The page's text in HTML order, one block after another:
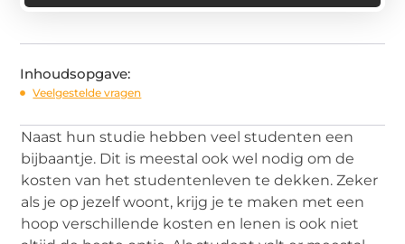
Inhoudsopgave:
Veelgestelde vragen
Naast hun studie hebben veel studenten een
bijbaantje. Dit is meestal ook wel nodig om de
kosten van het studentenleven te dekken. Zeker
als je op jezelf woont, krijg je te maken met een
hoop verschillende kosten en lenen is ook niet